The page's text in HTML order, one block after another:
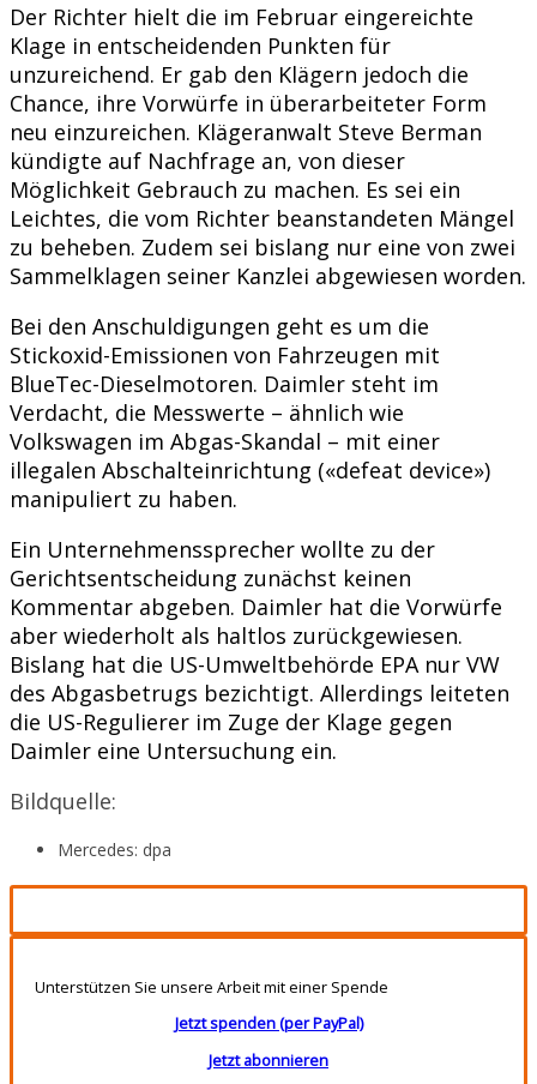
Der Richter hielt die im Februar eingereichte
Klage in entscheidenden Punkten für
unzureichend. Er gab den Klägern jedoch die
Chance, ihre Vorwürfe in überarbeiteter Form
neu einzureichen. Klägeranwalt Steve Berman
kündigte auf Nachfrage an, von dieser
Möglichkeit Gebrauch zu machen. Es sei ein
Leichtes, die vom Richter beanstandeten Mängel
zu beheben. Zudem sei bislang nur eine von zwei
Sammelklagen seiner Kanzlei abgewiesen worden.
Bei den Anschuldigungen geht es um die
Stickoxid-Emissionen von Fahrzeugen mit
BlueTec-Dieselmotoren. Daimler steht im
Verdacht, die Messwerte – ähnlich wie
Volkswagen im Abgas-Skandal – mit einer
illegalen Abschalteinrichtung («defeat device»)
manipuliert zu haben.
Ein Unternehmenssprecher wollte zu der
Gerichtsentscheidung zunächst keinen
Kommentar abgeben. Daimler hat die Vorwürfe
aber wiederholt als haltlos zurückgewiesen.
Bislang hat die US-Umweltbehörde EPA nur VW
des Abgasbetrugs bezichtigt. Allerdings leiteten
die US-Regulierer im Zuge der Klage gegen
Daimler eine Untersuchung ein.
Bildquelle:
Mercedes: dpa
Unterstützen Sie unsere Arbeit mit einer Spende
Jetzt spenden (per PayPal)
Jetzt abonnieren